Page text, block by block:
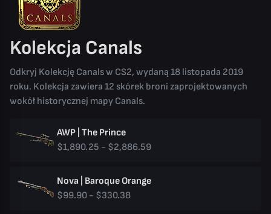
Kolekcja Canals
Odkryj Kolekcję Canals w CS2, wydaną 18 listopada 2019
roku. Kolekcja zawiera 12 skórek broni zaprojektowanych
wokół historycznej mapy Canals.
AWP | The Prince
$1,890.25 - $2,886.59
Nova | Baroque Orange
$99.90 - $330.38